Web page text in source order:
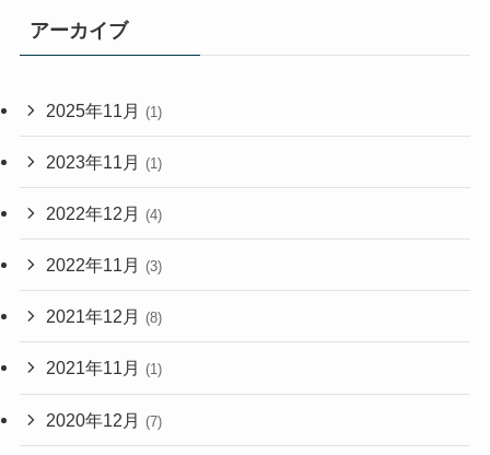
アーカイブ
2025年11月 (1)
2023年11月 (1)
2022年12月 (4)
2022年11月 (3)
2021年12月 (8)
2021年11月 (1)
2020年12月 (7)